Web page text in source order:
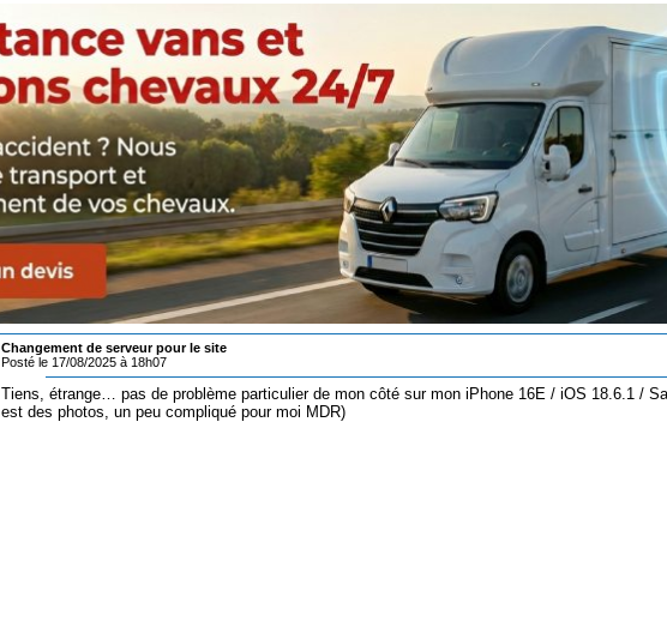
Changement de serveur pour le site
Posté le 17/08/2025 à 18h07
Tiens, étrange… pas de problème particulier de mon côté sur mon iPhone 16E / iOS 18.6.1 /
est des photos, un peu compliqué pour moi MDR)